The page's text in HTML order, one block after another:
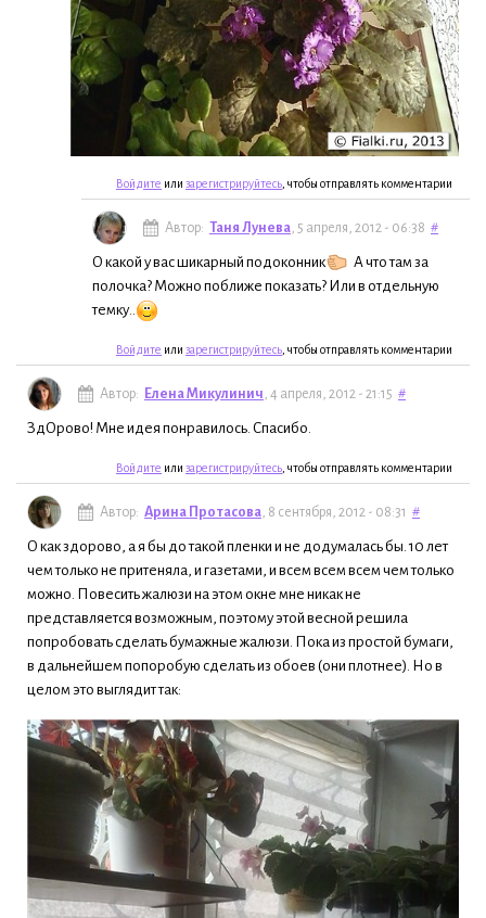
Войдите или зарегистрируйтесь , чтобы отправлять комментарии
Автор: Таня Лунева , 5 апреля, 2012 - 06:38 #
О какой у вас шикарный подоконник
А что там за
полочка? Можно поближе показать? Или в отдельную
темку..
Войдите или зарегистрируйтесь , чтобы отправлять комментарии
Автор: Елена Микулинич , 4 апреля, 2012 - 21:15 #
ЗдОрово! Мне идея понравилось. Спасибо.
Войдите или зарегистрируйтесь , чтобы отправлять комментарии
Автор: Арина Протасова , 8 сентября, 2012 - 08:31 #
О как здорово, а я бы до такой пленки и не додумалась бы. 10 лет
чем только не притеняла, и газетами, и всем всем всем чем только
можно. Повесить жалюзи на этом окне мне никак не
представляется возможным, поэтому этой весной решила
попробовать сделать бумажные жалюзи. Пока из простой бумаги,
в дальнейшем попоробую сделать из обоев (они плотнее). Но в
целом это выглядит так: